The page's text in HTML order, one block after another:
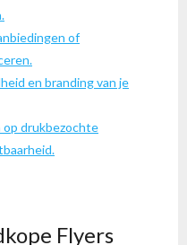
of
en branding van je
op drukbezochte
Flyers